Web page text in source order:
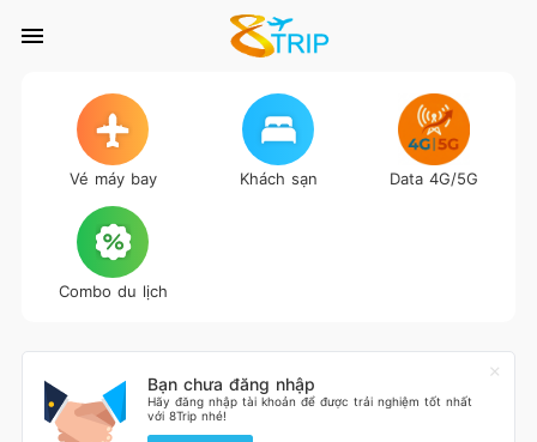
Vé máy bay Khách sạn Data 4G/5G
Combo du lịch
Bạn chưa đăng nhập
Hãy đăng nhập tài khoản để được trải nghiệm tốt nhất
với 8Trip nhé!